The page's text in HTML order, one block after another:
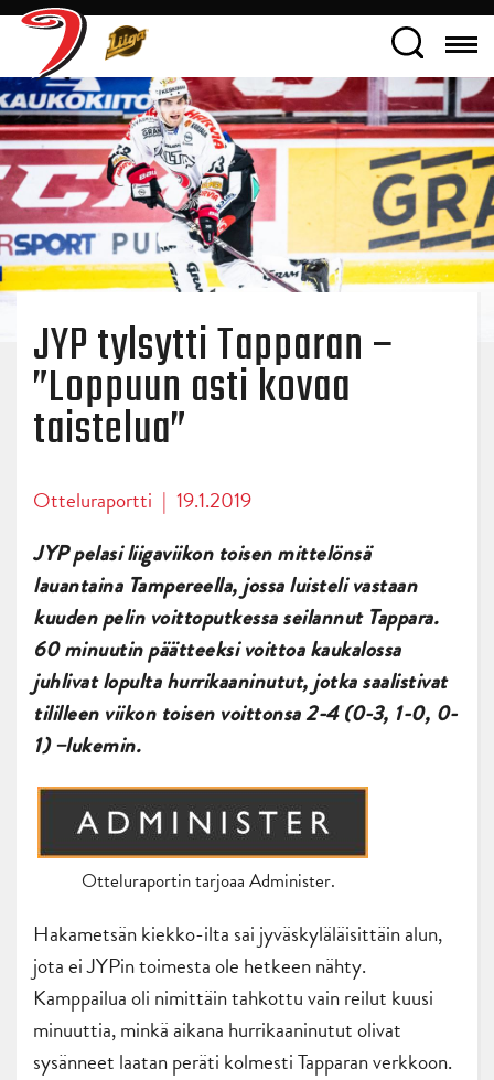
JYP tylsytti Tapparan –
”Loppuun asti kovaa
taistelua”
Otteluraportti | 19.1.2019
JYP pelasi liigaviikon toisen mittelönsä
lauantaina Tampereella, jossa luisteli vastaan
kuuden pelin voittoputkessa seilannut Tappara.
60 minuutin päätteeksi voittoa kaukalossa
juhlivat lopulta hurrikaaninutut, jotka saalistivat
tililleen viikon toisen voittonsa 2-4 (0-3, 1-0, 0-
1) –lukemin.
Otteluraportin tarjoaa Administer.
Hakametsän kiekko-ilta sai jyväskyläläisittäin alun,
jota ei JYPin toimesta ole hetkeen nähty.
Kamppailua oli nimittäin tahkottu vain reilut kuusi
minuuttia, minkä aikana hurrikaaninutut olivat
sysänneet laatan peräti kolmesti Tapparan verkkoon.